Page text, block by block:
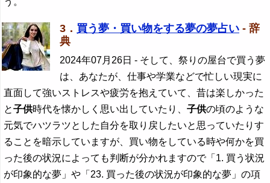
3． 買う夢・買い物をする夢の夢占い - 辞
典
2024年07月26日 - そして、祭りの屋台で買う夢
は、あなたが、仕事や学業などで忙しい現実に
直面して強いストレスや疲労を抱えていて、昔は楽しかった
と子供時代を懐かしく思い出していたり、子供の頃のような
元気でハツラツとした自分を取り戻したいと思っていたりす
ることを暗示していますが、買い物をしている時や何かを買
った後の状況によっても判断が分かれますので「1. 買う状況
が印象的な夢」や「23. 買った後の状況が印象的な夢」の項